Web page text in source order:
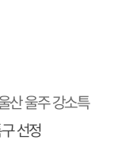
산 울주 강소특
선정